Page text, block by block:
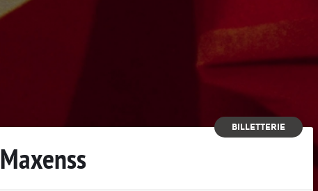
BILLETTERIE
Maxenss